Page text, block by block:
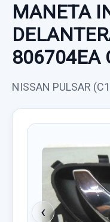
MANETA
806704EA
NISSAN PULSAR
‹